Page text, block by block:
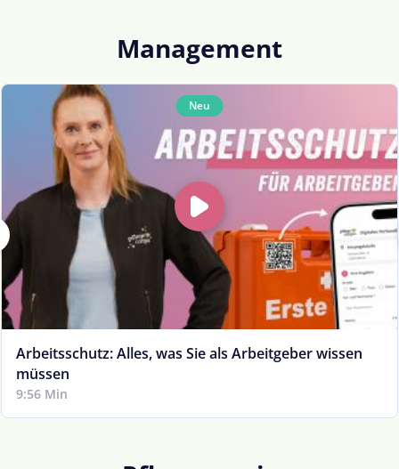
Management
Neu
Arbeitsschutz: Alles, was Sie als Arbeitgeber wissen
müssen
9:56 Min